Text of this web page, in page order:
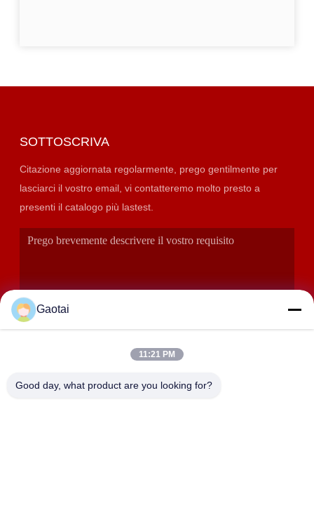
SOTTOSCRIVA
Citazione aggiornata regolarmente, prego gentilmente per
lasciarci il vostro email, vi contatteremo molto presto a
presenti il catalogo più lastest.
Gaotai
11:21 PM
Good day, what product are you looking for?